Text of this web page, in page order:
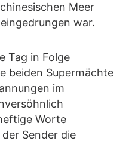
Meer
war.
Tag in Folge
beiden Supermächte
im
Worte
Sender die